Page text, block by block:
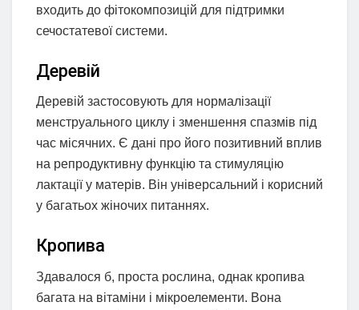
входить до фітокомпозицій для підтримки
сечостатевої системи.
Деревій
Деревій застосовують для нормалізації
менструального циклу і зменшення спазмів під
час місячних. Є дані про його позитивний вплив
на репродуктивну функцію та стимуляцію
лактації у матерів. Він універсальний і корисний
у багатьох жіночих питаннях.
Кропива
Здавалося б, проста рослина, однак кропива
багата на вітаміни і мікроелементи. Вона